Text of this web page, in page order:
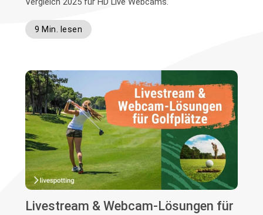
9 Min. lesen
Livestream & Webcam-Lösungen für